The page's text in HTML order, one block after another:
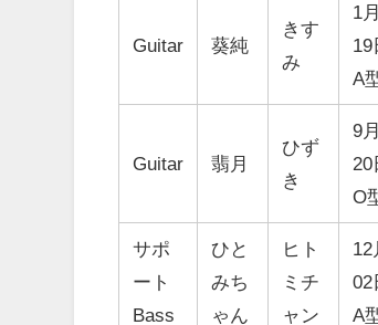
Guitar 葵純
きす
み
1月
19
A
Guitar 翡月
ひず
き
9月
20
O
サポ
ート
Bass
ひと
みち
ゃん
ヒト
ミチ
ャン
12
02
A